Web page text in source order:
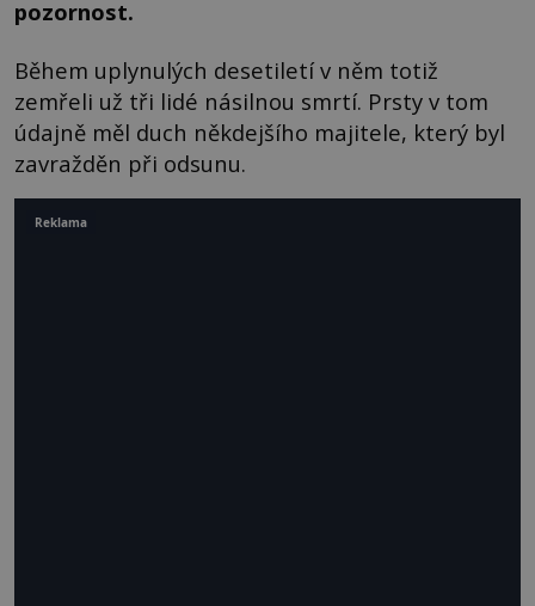
pozornost.
Během uplynulých desetiletí v něm totiž
zemřeli už tři lidé násilnou smrtí. Prsty v tom
údajně měl duch někdejšího majitele, který byl
zavražděn při odsunu.
Reklama